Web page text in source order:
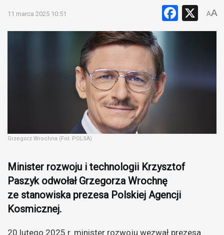
11 marca 2025 10:51 X
AA
Grzegorz Wrochna (Fot. POLSA)
Minister rozwoju i technologii Krzysztof
Paszyk odwołał Grzegorza Wrochnę
ze stanowiska prezesa Polskiej Agencji
Kosmicznej.
20 lutego 2025 r. minister rozwoju wezwał prezesa